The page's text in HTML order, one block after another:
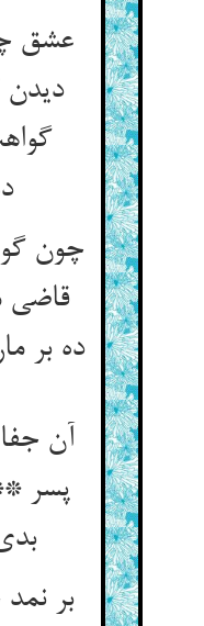
عشق
چون
قاضی
ده بر
آن
پسر
بر